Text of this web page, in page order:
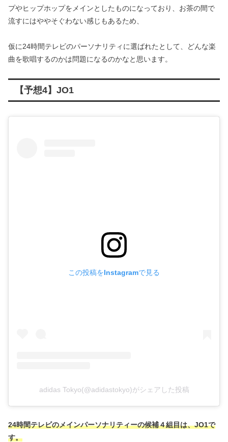
プやヒップホップをメインとしたものになっており、お茶の間で
流すにはややそぐわない感じもあるため、
仮に24時間テレビのパーソナリティに選ばれたとして、どんな楽
曲を歌唱するのかは問題になるのかなと思います。
【予想4】JO1
この投稿をInstagramで見る
adidas Tokyo(@adidastokyo)がシェアした投稿
24時間テレビのメインパーソナリティーの候補４組目は、JO1で
す。